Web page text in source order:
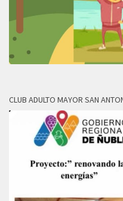
CLUB ADULTO MAYOR SAN